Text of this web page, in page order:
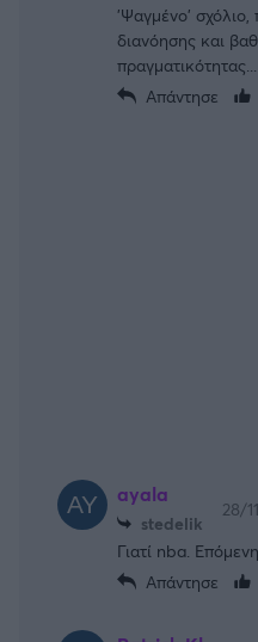
'Ψαγμένο' σχόλιο,
διανόησης και
πραγματικότητας...
Απάντησε
ayala
stedelik
28/
Γιατί nba.
Απάντησε